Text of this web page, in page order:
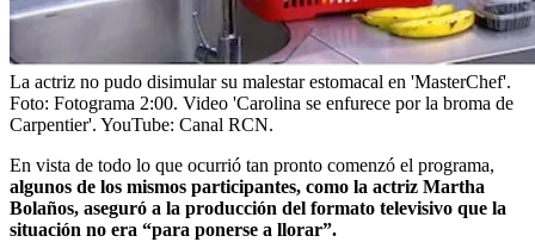
La actriz no pudo disimular su malestar estomacal en 'MasterChef'.
Foto: Fotograma 2:00. Video 'Carolina se enfurece por la broma de
Carpentier'. YouTube: Canal RCN.
En vista de todo lo que ocurrió tan pronto comenzó el programa,
algunos de los mismos participantes, como la actriz Martha
Bolaños, aseguró a la producción del formato televisivo que la
situación no era “para ponerse a llorar”.